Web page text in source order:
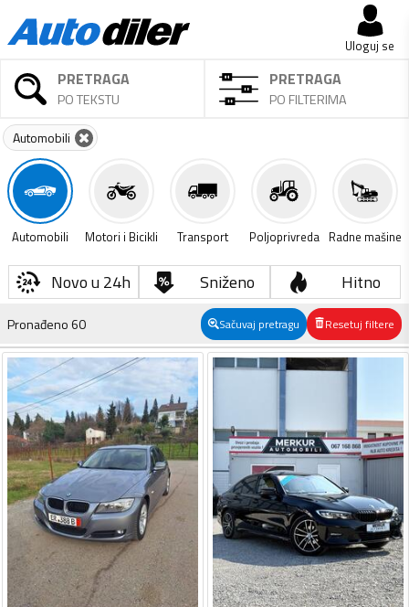
Uloguj se
PRETRAGA
PO TEKSTU
PRETRAGA
PO FILTERIMA
Automobili
Automobili Motori i Bicikli Transport Poljoprivreda Radne mašine
Novo u 24h Sniženo Hitno
Pronađeno60 Sačuvaj pretragu Resetuj filtere